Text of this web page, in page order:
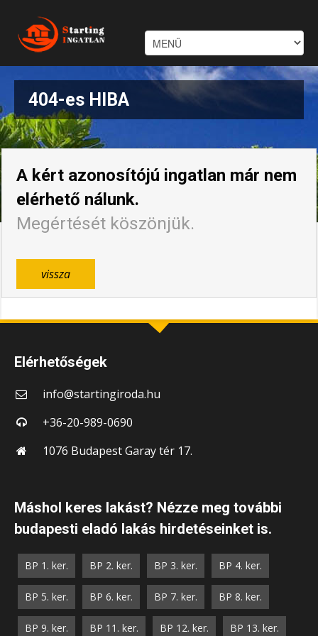
404-es HIBA
A kért azonosítójú ingatlan már nem
elérhető nálunk.
Megértését köszönjük.
vissza
Elérhetőségek
info@startingiroda.hu
+36-20-989-0690
1076 Budapest Garay tér 17.
Máshol keres lakást? Nézze meg további
budapesti eladó lakás hirdetéseinket is.
BP 1. ker. BP 2. ker. BP 3. ker. BP 4. ker.
BP 5. ker. BP 6. ker. BP 7. ker. BP 8. ker.
BP 9. ker. BP 11. ker. BP 12. ker. BP 13. ker.